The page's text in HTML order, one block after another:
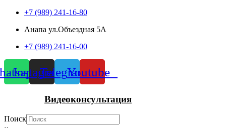
+7 (989) 241-16-80
Анапа ул.Объездная 5А
+7 (989) 241-16-00
InstagramTelegramYoutube
Видеоконсультация
Поиск